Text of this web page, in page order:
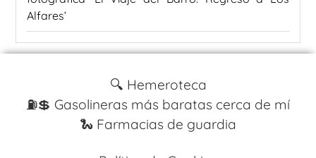
Alfares’
🔍 Hemeroteca
⛽️💲 Gasolineras más baratas cerca de mí
🐍 Farmacias de guardia